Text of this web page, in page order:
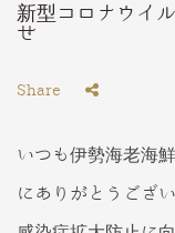
新型コロナウイ
せ
Share
いつも伊勢海老海
にありがとうござ